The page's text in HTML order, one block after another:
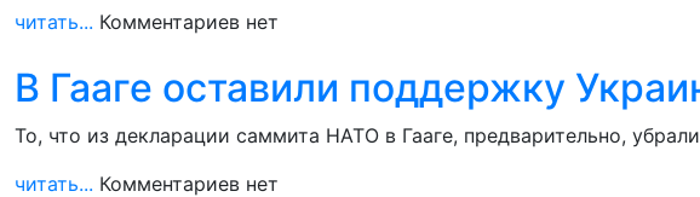
читать... Комментариев нет
В Гааге оставили поддержку
То, что из декларации саммита НАТО в Гааге, предварительно,
читать... Комментариев нет